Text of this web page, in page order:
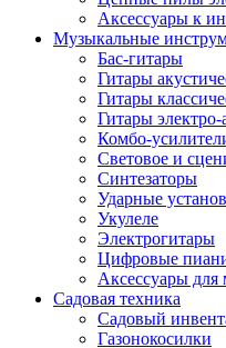
Аксессуары к
Музыкальные
Бас-гитары
Гитары
Гитары
Гитары электро-
Комбо-
Световое и
Синтезаторы
Ударные
Укулеле
Электрогитары
Цифровые
Аксессуары для
Садовая техника
Садовый
Газонокосилки